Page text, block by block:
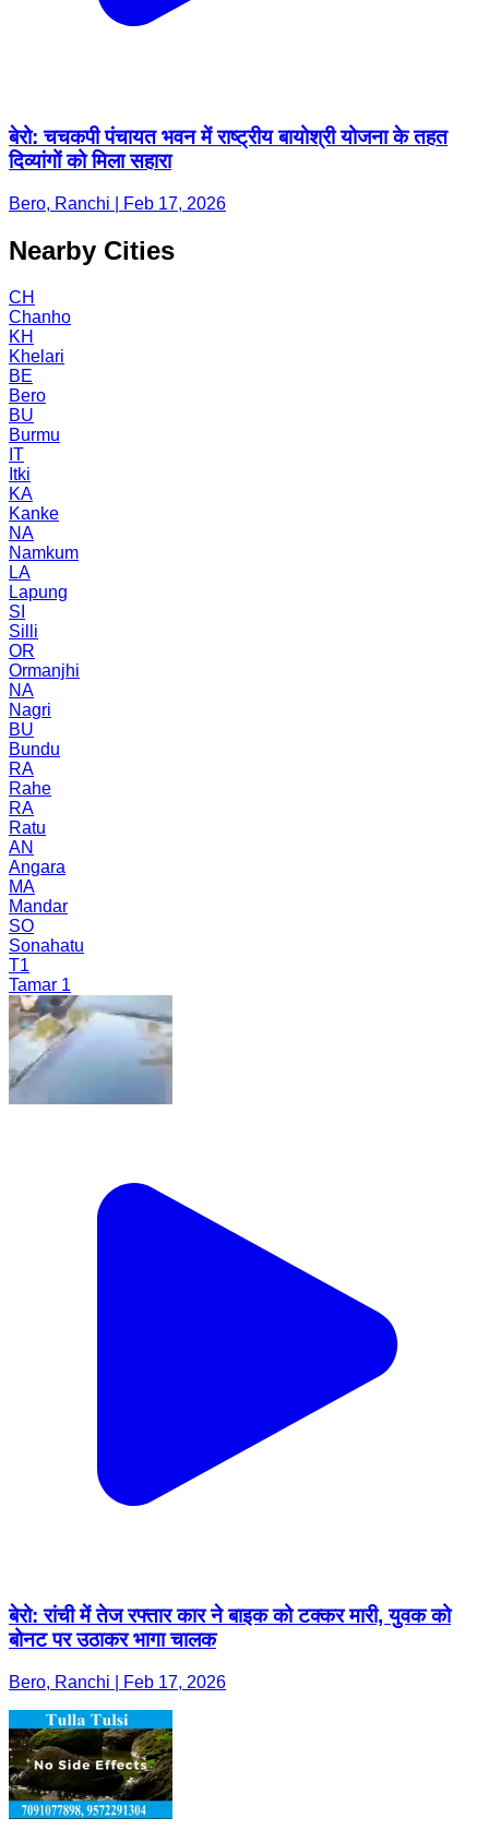
बेरो: चचकपी पंचायत भवन में राष्ट्रीय बायोश्री योजना के तहत
दिव्यांगों को मिला सहारा
Bero, Ranchi | Feb 17, 2026
Nearby Cities
CH
Chanho
KH
Khelari
BE
Bero
BU
Burmu
IT
Itki
KA
Kanke
NA
Namkum
LA
Lapung
SI
Silli
OR
Ormanjhi
NA
Nagri
BU
Bundu
RA
Rahe
RA
Ratu
AN
Angara
MA
Mandar
SO
Sonahatu
T1
Tamar 1
बेरो: रांची में तेज रफ्तार कार ने बाइक को टक्कर मारी, युवक को
बोनट पर उठाकर भागा चालक
Bero, Ranchi | Feb 17, 2026